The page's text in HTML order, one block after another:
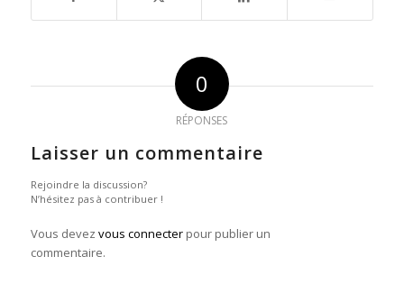
0
RÉPONSES
Laisser un commentaire
Rejoindre la discussion?
N’hésitez pas à contribuer !
Vous devez vous connecterpour publier un
commentaire.